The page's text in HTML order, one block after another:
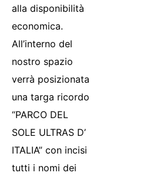
alla disponibilità
economica.
All’interno del
nostro spazio
verrà posizionata
una targa ricordo
“PARCO DEL
SOLE ULTRAS D’
ITALIA” con incisi
tutti i nomi dei